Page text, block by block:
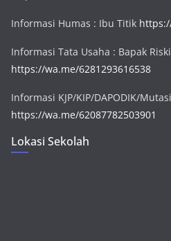
Informasi Humas : Ibu Titik
Informasi Tata Usaha : Bapak
https://wa.me/6281293616538
Informasi KJP/KIP/DAPODIK/
https://wa.me/62087782503901
Lokasi Sekolah